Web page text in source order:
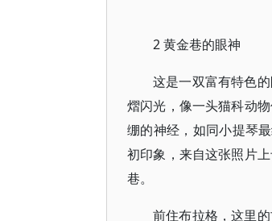
2 黄金巷的眼神
这是一双富有特色
熠闪光，像一头猫科动
绷的神经，如同小提琴
初印象，来自这张照片
巷。
前住布拉格，这里